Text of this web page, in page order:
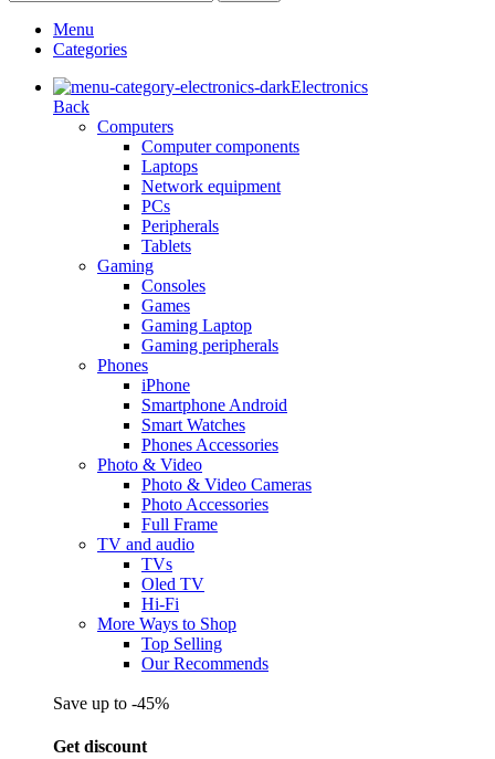
Menu
Categories
Electronics
Back
Computers
Computer components
Laptops
Network equipment
PCs
Peripherals
Tablets
Gaming
Consoles
Games
Gaming Laptop
Gaming peripherals
Phones
iPhone
Smartphone Android
Smart Watches
Phones Accessories
Photo & Video
Photo & Video Cameras
Photo Accessories
Full Frame
TV and audio
TVs
Oled TV
Hi-Fi
More Ways to Shop
Top Selling
Our Recommends
Save up to -45%
Get discount